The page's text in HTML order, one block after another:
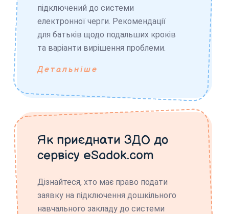
підключений до системи
електронної черги. Рекомендації
для батьків щодо подальших кроків
та варіанти вирішення проблеми.
Детальніше
Як приєднати ЗДО до
сервісу eSadok.com
Дізнайтеся, хто має право подати
заявку на підключення дошкільного
навчального закладу до системи